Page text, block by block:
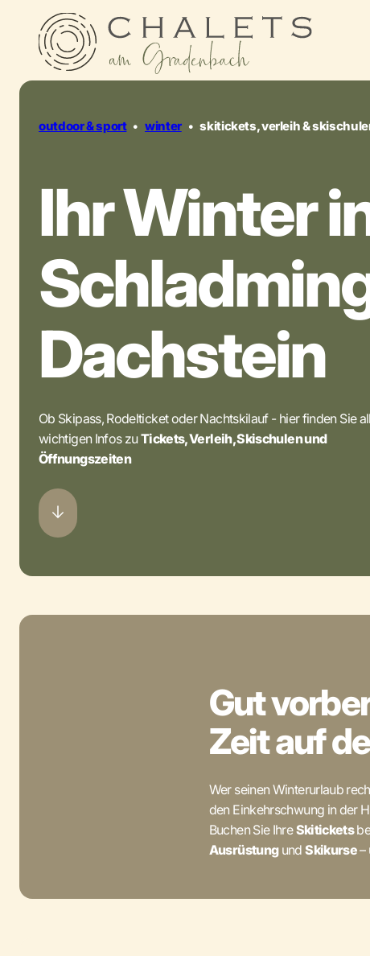
outdoor & sport • winter • skitickets, verleih &
Ihr Winter
Dachstein
Ob Skipass, Rodelticket oder Nachtskilauf - hier finden Sie
wichtigen Infos zuTickets, Verleih, Skischulen und
Öffnungszeiten
Gut
Zeit auf
Wer seinen Winterurlaub
den Einkehrschwung in der
Buchen Sie IhreSkitickets
AusrüstungundSkikurse–